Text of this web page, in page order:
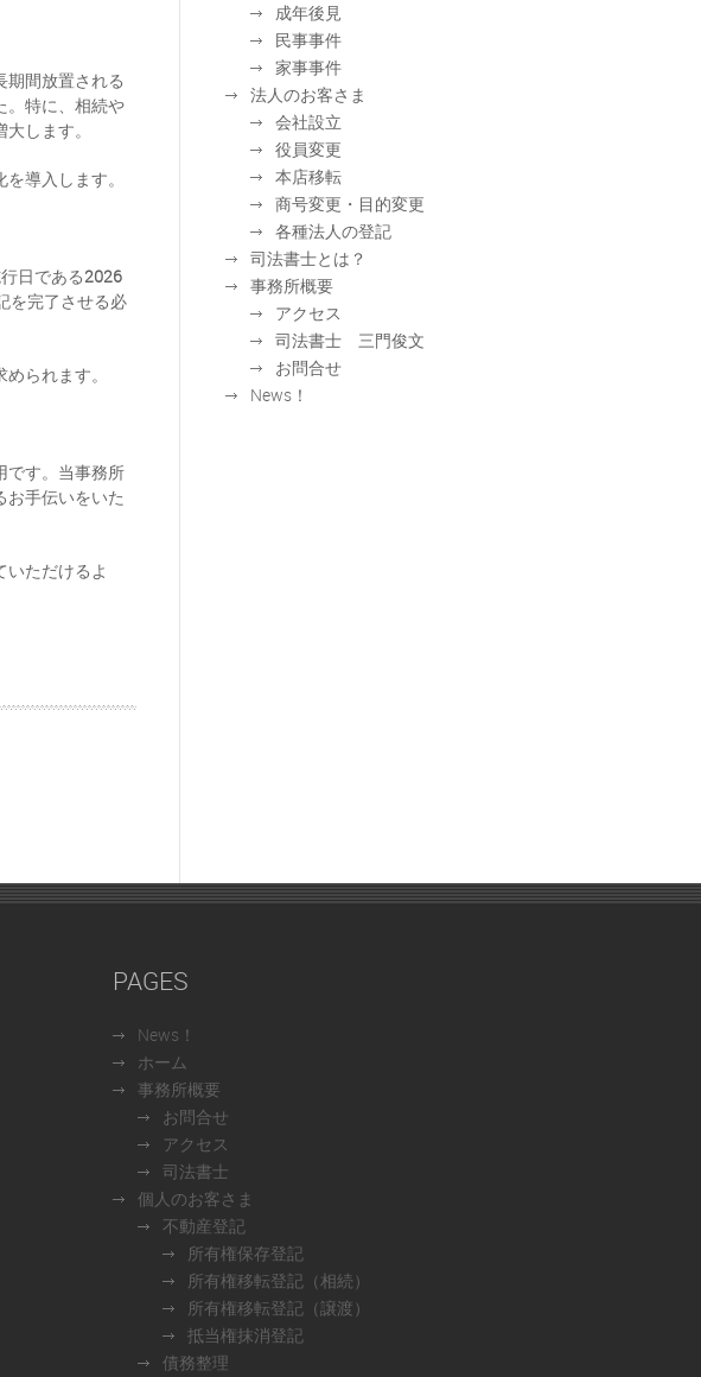
期間放置される
。特に、相続や
します。
導入します。
日である2026
を完了させる必
られます。
です。当事務所
お手伝いをいた
ただけるよ
成年後見
民事事件
家事事件
法人のお客さま
会社設立
役員変更
本店移転
商号変更・目的変更
各種法人の登記
司法書士とは？
事務所概要
アクセス
司法書士 三門俊文
お問合せ
News！
PAGES
News！
ホーム
事務所概要
お問合せ
アクセス
司法書士
個人のお客さま
不動産登記
所有権保存登記
所有権移転登記（相続）
所有権移転登記（譲渡）
抵当権抹消登記
債務整理